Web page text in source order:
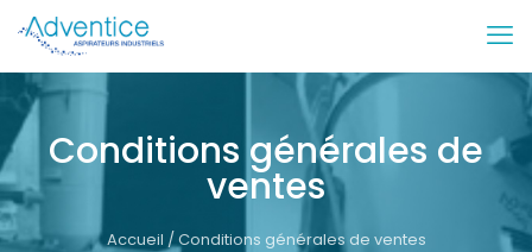
Conditions générales de
ventes
Accueil / Conditions générales de ventes